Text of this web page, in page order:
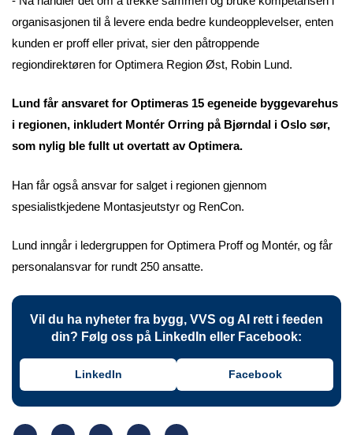
organisasjonen til å levere enda bedre kundeopplevelser, enten
kunden er proff eller privat, sier den påtroppende
regiondirektøren for Optimera Region Øst, Robin Lund.
Lund får ansvaret for Optimeras 15 egeneide byggevarehus
i regionen, inkludert Montér Orring på Bjørndal i Oslo sør,
som nylig ble fullt ut overtatt av Optimera.
Han får også ansvar for salget i regionen gjennom
spesialistkjedene Montasjeutstyr og RenCon.
Lund inngår i ledergruppen for Optimera Proff og Montér, og får
personalansvar for rundt 250 ansatte.
Vil du ha nyheter fra bygg, VVS og AI rett i feeden
din? Følg oss på LinkedIn eller Facebook:
LinkedIn Facebook